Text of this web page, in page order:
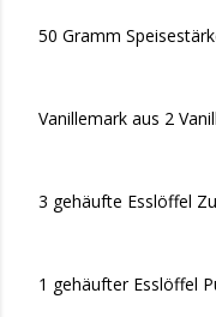
50 Gramm
Vanillemark aus 2
3 gehäufte Esslöffel
1 gehäufter Esslöffel